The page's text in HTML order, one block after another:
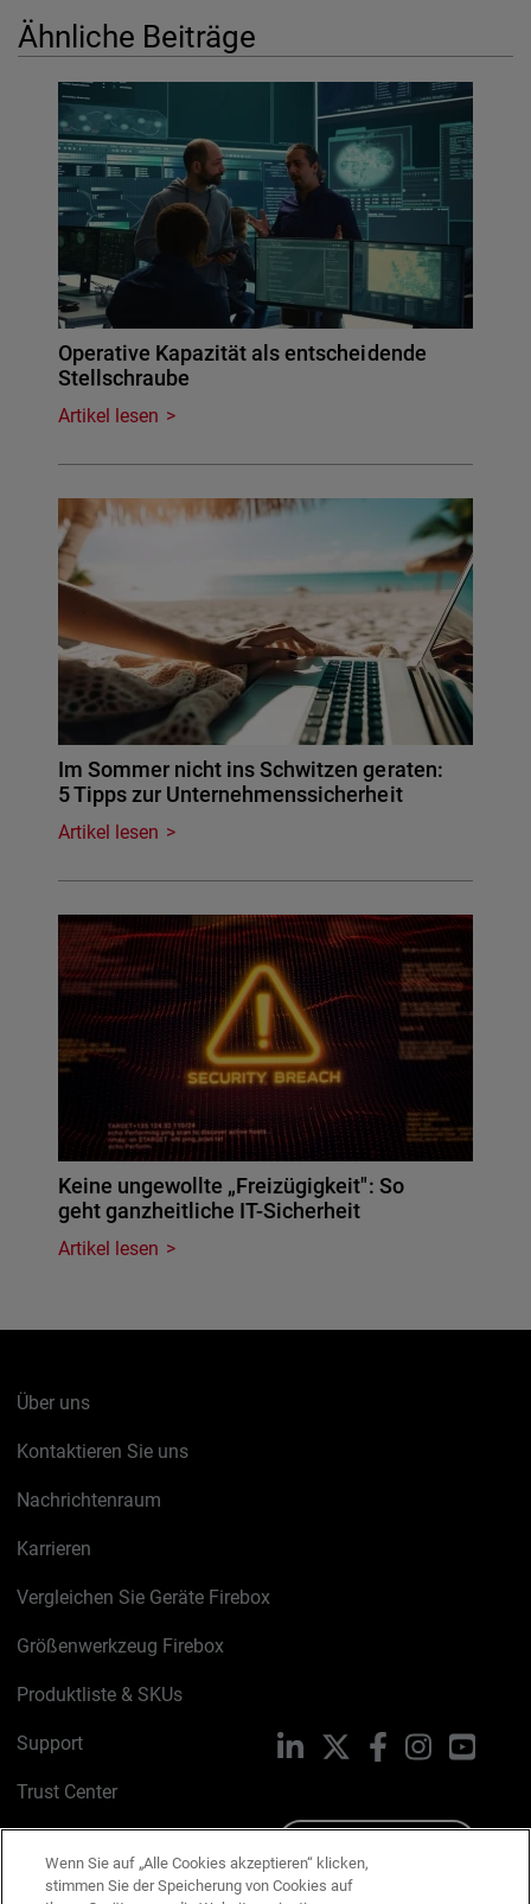
Ähnliche Beiträge
Operative Kapazität als entscheidende
Stellschraube
Artikel lesen
Im Sommer nicht ins Schwitzen geraten:
5 Tipps zur Unternehmenssicherheit
Artikel lesen
Keine ungewollte „Freizügigkeit": So
geht ganzheitliche IT-Sicherheit
Artikel lesen
Über uns
Kontaktieren Sie uns
Nachrichtenraum
Karrieren
Vergleichen Sie Geräte Firebox
Größenwerkzeug Firebox
Produktliste & SKUs
Support
Trust Center
Cookie-Richtlinie
LinkedIn FacebookInstagram
Wenn Sie auf „Alle Cookies akzeptieren“ klicken,
stimmen Sie der Speicherung von Cookies auf